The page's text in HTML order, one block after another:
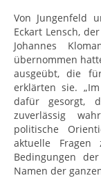
Von Jungenfeld
Eckart Lensch,
Johannes
übernommen
ausgeübt, die
erklärten sie.
dafür gesorgt,
zuverlässig
politische
aktuelle
Bedingungen
Namen der